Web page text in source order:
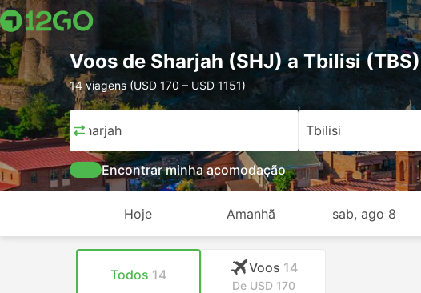
Voos de Sharjah (SHJ) a Tbilisi (TBS)
14 viagens (USD 170 – USD 1151)
Sharjah Tbilisi
Encontrar minha acomodação
Hoje Amanhã sab, ago 8
Todos 14 Voos 14
De USD 170